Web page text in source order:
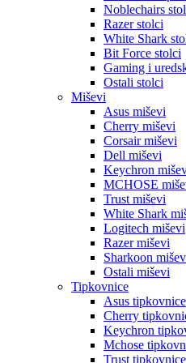
Noblechairs
Razer stolci
White Shark
Bit Force stolci
Gaming i
Ostali stolci
Miševi
Asus miševi
Cherry miševi
Corsair miševi
Dell miševi
Keychron
MCHOSE
Trust miševi
White Shark
Logitech miševi
Razer miševi
Sharkoon
Ostali miševi
Tipkovnice
Asus tipkovnice
Cherry
Keychron
Mchose
Trust tipkovnice